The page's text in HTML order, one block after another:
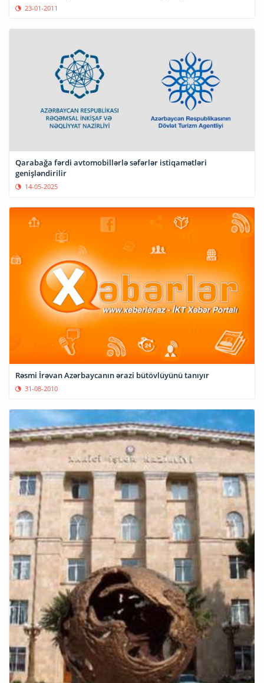
23-01-2011
Qarabağa fərdi avtomobillərlə səfərlər istiqamətləri
genişləndirilir
14-05-2025
Rəsmi İrəvan Azərbayсanın ərazi bütövlüyünü tanıyır
31-08-2010